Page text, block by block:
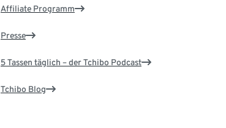
Affiliate Programm
Presse
5 Tassen täglich – der Tchibo Podcast
Tchibo Blog